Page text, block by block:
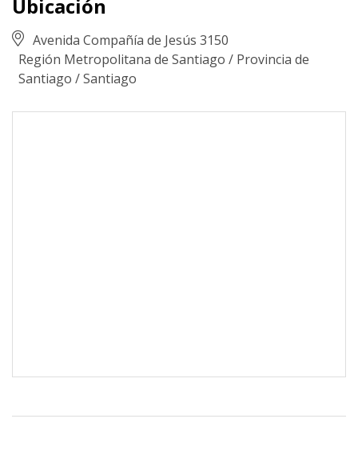
Ubicación
Avenida Compañía de Jesús 3150
Región Metropolitana de Santiago / Provincia de
Santiago /Santiago